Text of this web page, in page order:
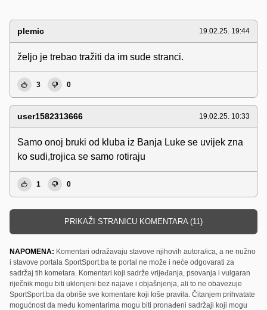
plemic 19.02.25. 19:44
željo je trebao tražiti da im sude stranci.
3 0
user1582313666 19.02.25. 10:33
Samo onoj bruki od kluba iz Banja Luke se uvijek zna
ko sudi,trojica se samo rotiraju
1 0
PRIKAŽI STRANICU KOMENTARA (11)
NAPOMENA: Komentari odražavaju stavove njihovih autora/ica, a ne nužno
i stavove portala SportSport.ba te portal ne može i neće odgovarati za
sadržaj tih kometara. Komentari koji sadrže vrijeđanja, psovanja i vulgaran
riječnik mogu biti uklonjeni bez najave i objašnjenja, ali to ne obavezuje
SportSport.ba da obriše sve komentare koji krše pravila. Čitanjem prihvatate
mogućnost da među komentarima mogu biti pronađeni sadržaji koji mogu